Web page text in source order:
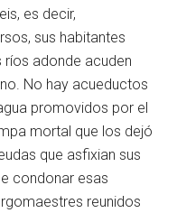
es decir,
sus habitantes
ríos adonde acuden
No hay acueductos
promovidos por el
mortal que los dejó
que asfixian sus
condonar esas
reunidos